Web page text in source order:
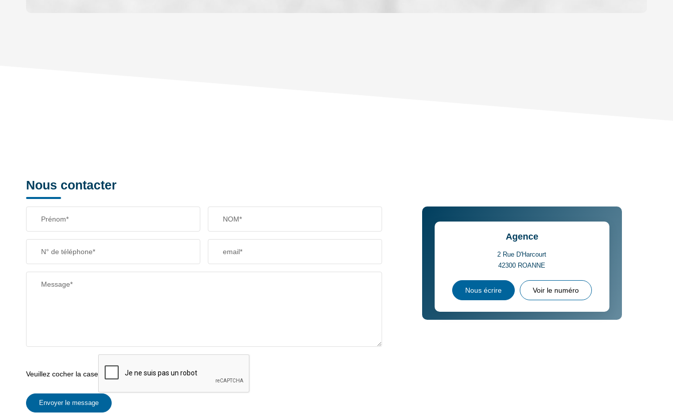
Nous contacter
Prénom* NOM*
N° de téléphone* email*
Message*
Veuillez cocher la case
Envoyer le message
Agence
2 Rue D'Harcourt
42300 ROANNE
Nous écrire Voir le numéro